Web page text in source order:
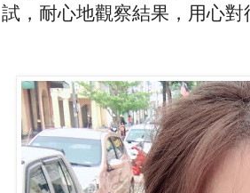
試，耐心地觀察結果，用心